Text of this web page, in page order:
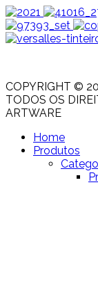
COPYRIGHT ©
TODOS OS
ARTWARE
Home
Produtos